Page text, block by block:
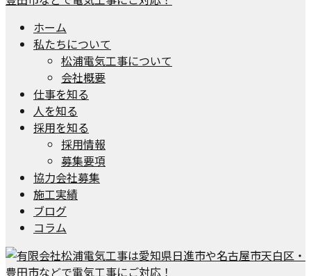
ホーム
私たちについて
松浦電気工事について
会社概要
仕事を知る
人を知る
採用を知る
採用情報
募集要項
協力会社募集
施工実績
ブログ
コラム